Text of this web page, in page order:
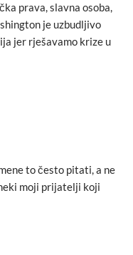
prava, slavna osoba,
je uzbudljivo
jer rješavamo krize u
to često pitati, a ne
moji prijatelji koji